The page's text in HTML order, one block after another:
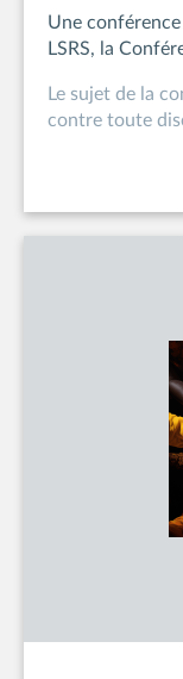
Une
LSRS, la
l’UCLouvain
Le sujet de la
contre toute